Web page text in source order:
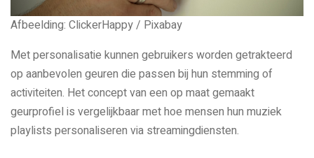
Afbeelding: ClickerHappy / Pixabay
Met personalisatie kunnen gebruikers worden getrakteerd
op aanbevolen geuren die passen bij hun stemming of
activiteiten. Het concept van een op maat gemaakt
geurprofiel is vergelijkbaar met hoe mensen hun muziek
playlists personaliseren via streamingdiensten.